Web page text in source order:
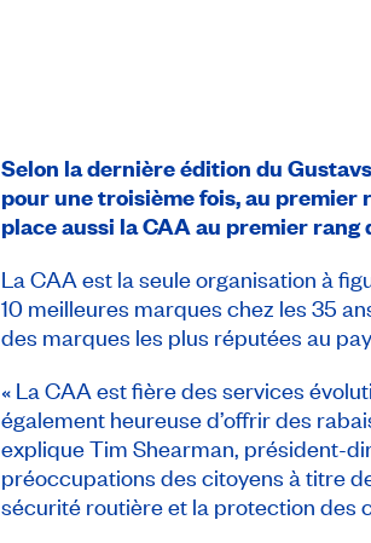
Selon la dernière édition du
pour une troisième fois, au premier
place aussi la CAA au premier
La CAA est la seule organisation à
10 meilleures marques chez les 35
des marques les plus réputées au
« La CAA est fière des services
également heureuse d’offrir des
explique Tim Shearman, président-
préoccupations des citoyens à titre
sécurité routière et la protection des